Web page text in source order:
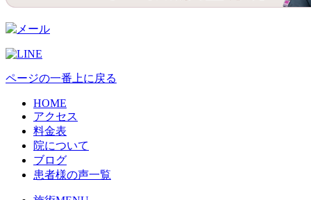
ページの一番上に戻る
HOME
アクセス
料金表
院について
ブログ
患者様の声一覧